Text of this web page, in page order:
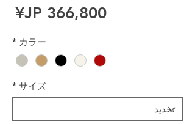
カラー
*
サイズ
*